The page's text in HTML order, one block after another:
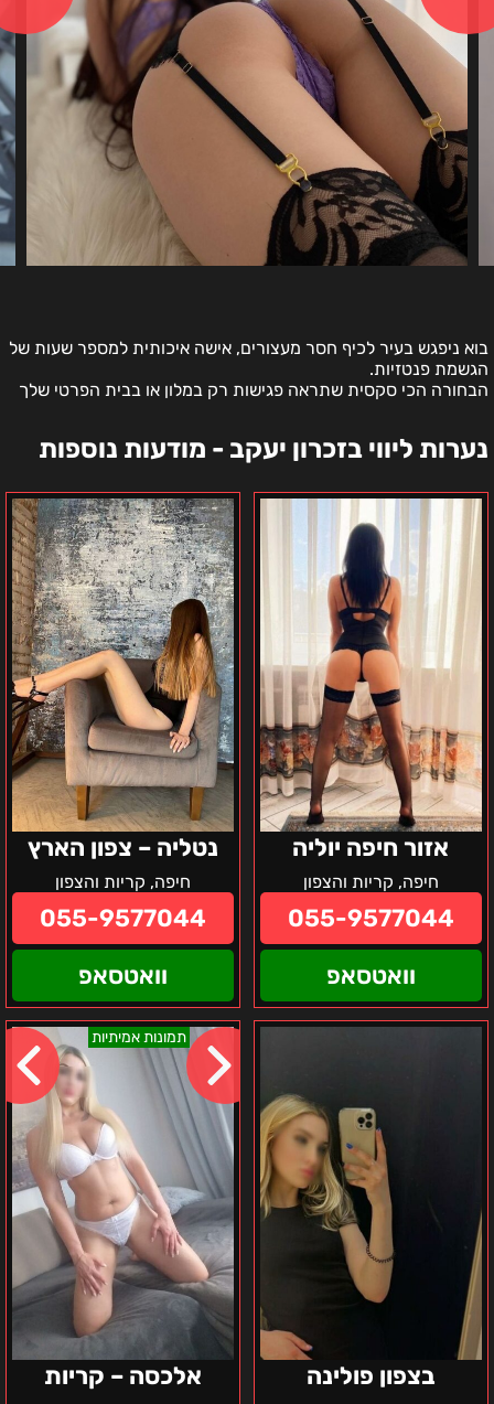
בוא ניפגש בעיר לכיף חסר מעצורים, אישה איכותית למספר שעות של
הגשמת פנטזיות.
הבחורה הכי סקסית שתראה פגישות רק במלון או בבית הפרטי שלך
נערות ליווי בזכרון יעקב - מודעות נוספות
אזור חיפה יוליה
חיפה, קריות והצפון
055-9577044
וואטסאפ
אזור
חיפה
יוליה
נטליה – צפון הארץ
חיפה, קריות והצפון
055-9577044
וואטסאפ
נטליה
–
צפון
הארץ
בצפון פולינה
בצפון
תמונות אמיתיות
אלכסה – קריות
אלכסה
–
קריות